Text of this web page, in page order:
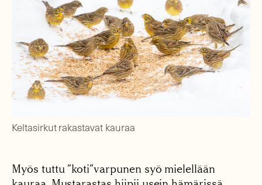
Keltasirkut rakastavat kauraa
Myös tuttu ”koti”varpunen syö mielellään